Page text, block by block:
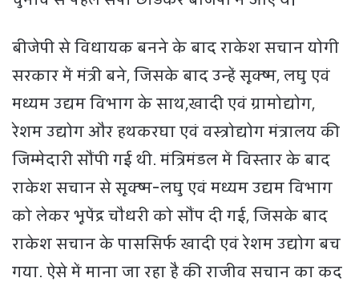
बीजेपी से विधायक बनने के बाद राकेश सचान योगी
सरकार में मंत्री बने, जिसके बाद उन्हें सूक्ष्म, लघु एवं
मध्यम उद्यम विभाग के साथ,खादी एवं ग्रामोद्योग,
रेशम उद्योग और हथकरघा एवं वस्त्रोद्योग मंत्रालय की
जिम्मेदारी सौंपी गई थी. मंत्रिमंडल में विस्तार के बाद
राकेश सचान से सूक्ष्म-लघु एवं मध्यम उद्यम विभाग
को लेकर भूपेंद्र चौधरी को सौंप दी गई, जिसके बाद
राकेश सचान के पाससिर्फ खादी एवं रेशम उद्योग बच
गया. ऐसे में माना जा रहा है की राजीव सचान का कद